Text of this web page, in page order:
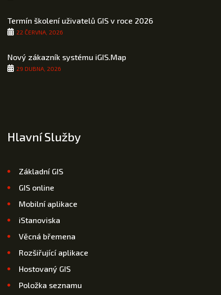
Termín školení uživatelů GIS v roce 2026
22 ČERVNA, 2026
Nový zákazník systému iGIS.Map
29 DUBNA, 2026
Hlavní Služby
Základní GIS
GIS online
Mobilní aplikace
iStanoviska
Věcná břemena
Rozšiřující aplikace
Hostovaný GIS
Položka seznamu